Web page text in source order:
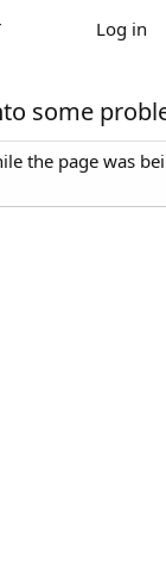
Log in
some
the page was